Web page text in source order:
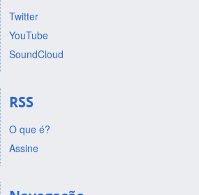
Twitter
YouTube
SoundCloud
RSS
O que é?
Assine